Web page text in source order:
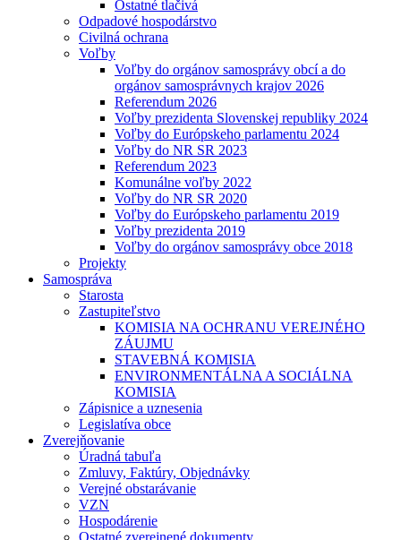
Ostatné tlačivá
Odpadové hospodárstvo
Civilná ochrana
Voľby
Voľby do orgánov samosprávy obcí a do
orgánov samosprávnych krajov 2026
Referendum 2026
Voľby prezidenta Slovenskej republiky 2024
Voľby do Európskeho parlamentu 2024
Voľby do NR SR 2023
Referendum 2023
Komunálne voľby 2022
Voľby do NR SR 2020
Voľby do Európskeho parlamentu 2019
Voľby prezidenta 2019
Voľby do orgánov samosprávy obce 2018
Projekty
Samospráva
Starosta
Zastupiteľstvo
KOMISIA NA OCHRANU VEREJNÉHO
ZÁUJMU
STAVEBNÁ KOMISIA
ENVIRONMENTÁLNA A SOCIÁLNA
KOMISIA
Zápisnice a uznesenia
Legislatíva obce
Zverejňovanie
Úradná tabuľa
Zmluvy, Faktúry, Objednávky
Verejné obstarávanie
VZN
Hospodárenie
Ostatné zverejnené dokumenty